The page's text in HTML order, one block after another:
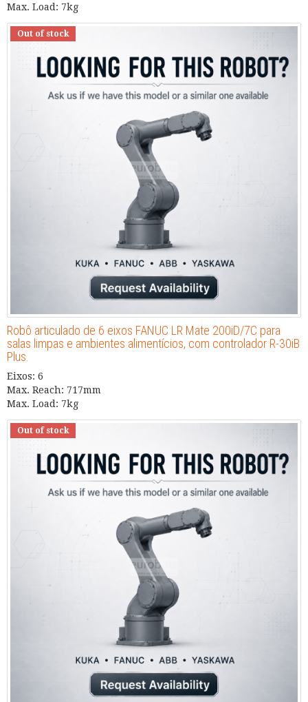
Max. Load: 7kg
Out of stock
Robô articulado de 6 eixos FANUC LR Mate 200iD/7C para
salas limpas e ambientes alimentícios, com controlador R-30iB
Plus.
Eixos: 6
Max. Reach: 717mm
Max. Load: 7kg
Out of stock